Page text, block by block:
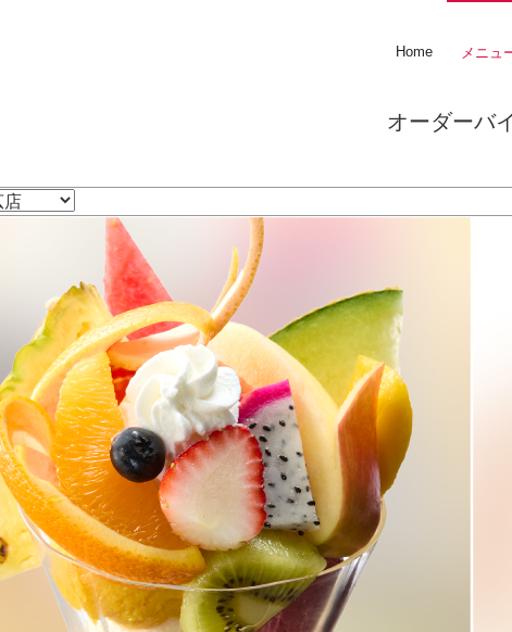
Home メニュ
オーダーバ